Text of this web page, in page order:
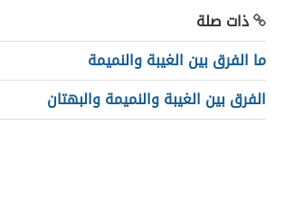
ذات صلة
ما الفرق بين الغيبة والنميمة
الفرق بين الغيبة والنميمة والبهتان